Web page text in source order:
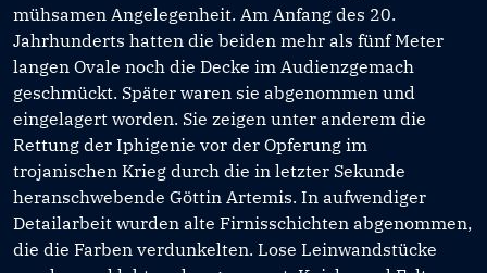
mühsamen Angelegenheit. Am Anfang des 20.
Jahrhunderts hatten die beiden mehr als fünf Meter
langen Ovale noch die Decke im Audienzgemach
geschmückt. Später waren sie abgenommen und
eingelagert worden. Sie zeigen unter anderem die
Rettung der Iphigenie vor der Opferung im
trojanischen Krieg durch die in letzter Sekunde
heranschwebende Göttin Artemis. In aufwendiger
Detailarbeit wurden alte Firnisschichten abgenommen,
die die Farben verdunkelten. Lose Leinwandstücke